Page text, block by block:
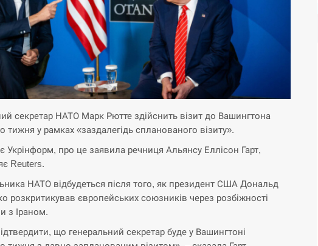
секретар НАТО Марк Рютте здійснить візит до Вашингтона
тижня у рамках «заздалегідь спланованого візиту».
Укрінформ, про це заявила речниця Альянсу Еллісон Гарт,
Reuters.
НАТО відбудеться після того, як президент США Дональд
розкритикував європейських союзників через розбіжності
з Іраном.
що генеральний секретар буде у Вашингтоні